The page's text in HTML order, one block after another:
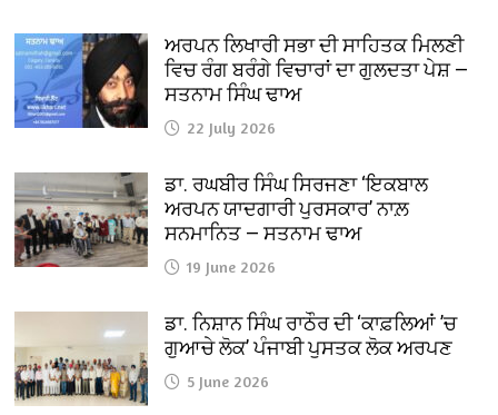
ਅਰਪਨ ਲਿਖਾਰੀ ਸਭਾ ਦੀ ਸਾਹਿਤਕ ਮਿਲਣੀ
ਵਿਚ ਰੰਗ ਬਰੰਗੇ ਵਿਚਾਰਾਂ ਦਾ ਗੁਲਦਤਾ ਪੇਸ਼ —
ਸਤਨਾਮ ਸਿੰਘ ਢਾਅ
22 July 2026
ਡਾ. ਰਘਬੀਰ ਸਿੰਘ ਸਿਰਜਣਾ ‘ਇਕਬਾਲ
ਅਰਪਨ ਯਾਦਗਾਰੀ ਪੁਰਸਕਾਰ’ ਨਾਲ਼
ਸਨਮਾਨਿਤ — ਸਤਨਾਮ ਢਾਅ
19 June 2026
ਡਾ. ਨਿਸ਼ਾਨ ਸਿੰਘ ਰਾਠੌਰ ਦੀ ‘ਕਾਫ਼ਲਿਆਂ ’ਚ
ਗੁਆਚੇ ਲੋਕ’ ਪੰਜਾਬੀ ਪੁਸਤਕ ਲੋਕ ਅਰਪਣ
5 June 2026